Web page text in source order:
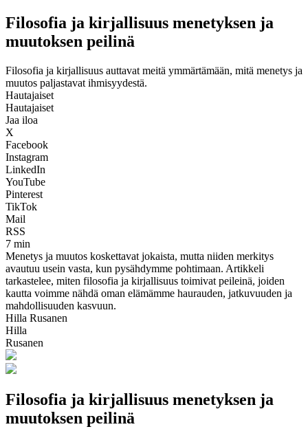
Filosofia ja kirjallisuus menetyksen ja
muutoksen peilinä
Filosofia ja kirjallisuus auttavat meitä ymmärtämään, mitä menetys ja
muutos paljastavat ihmisyydestä.
Hautajaiset
Hautajaiset
Jaa iloa
X
Facebook
Instagram
LinkedIn
YouTube
Pinterest
TikTok
Mail
RSS
7 min
Menetys ja muutos koskettavat jokaista, mutta niiden merkitys
avautuu usein vasta, kun pysähdymme pohtimaan. Artikkeli
tarkastelee, miten filosofia ja kirjallisuus toimivat peileinä, joiden
kautta voimme nähdä oman elämämme haurauden, jatkuvuuden ja
mahdollisuuden kasvuun.
Hilla Rusanen
Hilla
Rusanen
Filosofia ja kirjallisuus menetyksen ja
muutoksen peilinä